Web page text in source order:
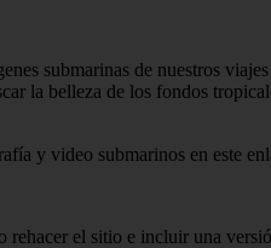
submarinas de nuestros
la belleza de los fondos
y video submarinos en este
rehacer el sitio e incluir una